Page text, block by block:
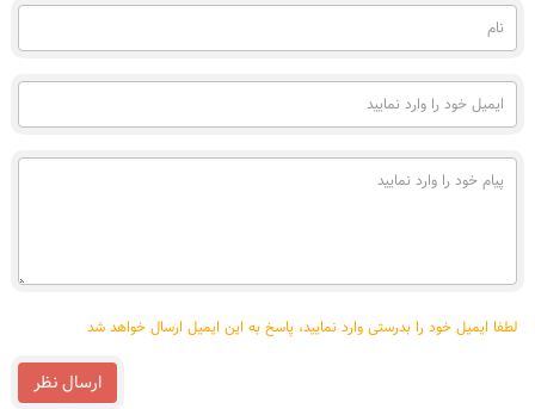
نام
(به
ایمیل
خود
وارد
نمایید
پیام
خود
لطفا ایمیل خود را بدرستی وارد نمایید، پاسخ به این ایمیل ارسال خواهد شد
ارسال نظر